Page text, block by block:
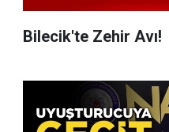
Bilecik'te Zehir Avı!